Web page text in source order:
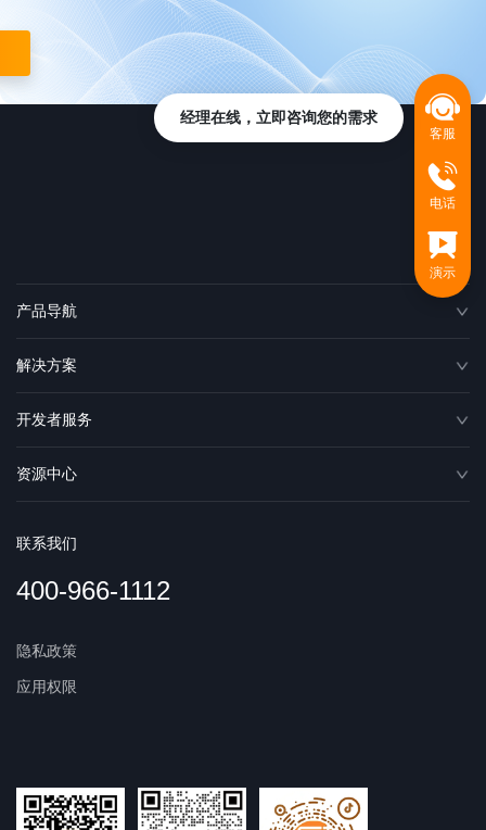
产品导航
解决方案
开发者服务
资源中心
联系我们
400-966-1112
隐私政策
应用权限
客服
电话
演示
经理在线，立即咨询您的需求